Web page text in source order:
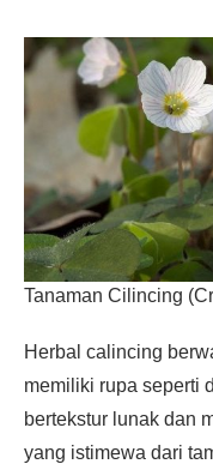
Tanaman Cilincing
Herbal calincing
memiliki rupa seperti
bertekstur lunak dan
yang istimewa dari